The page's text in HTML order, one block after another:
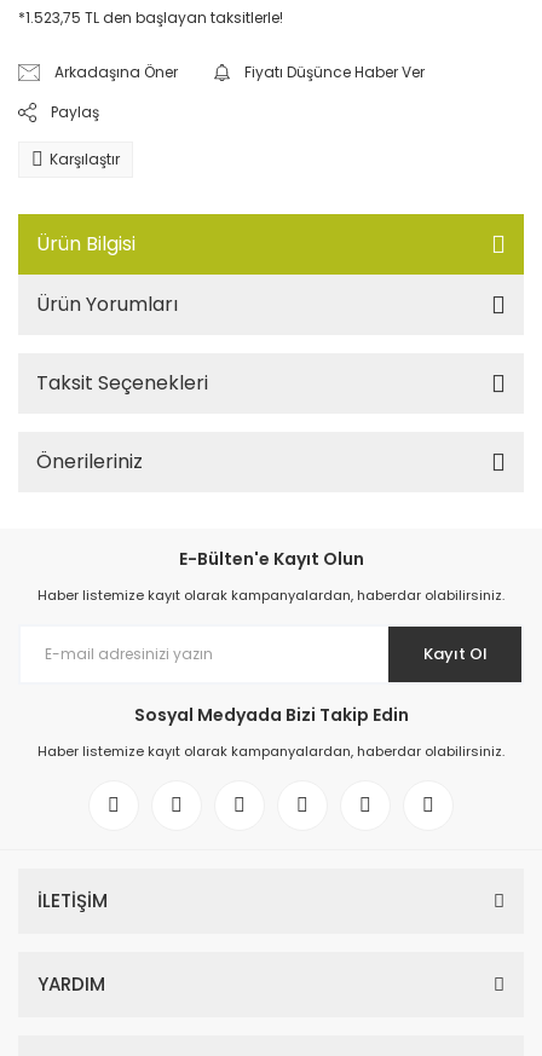
*1.523,75 TL den başlayan taksitlerle!
Arkadaşına Öner
Fiyatı Düşünce Haber Ver
Paylaş
Karşılaştır
Ürün Bilgisi
Ürün Yorumları
Taksit Seçenekleri
Önerileriniz
E-Bülten'e Kayıt Olun
Haber listemize kayıt olarak kampanyalardan, haberdar olabilirsiniz.
Kayıt Ol
Sosyal Medyada Bizi Takip Edin
Haber listemize kayıt olarak kampanyalardan, haberdar olabilirsiniz.
İLETİŞİM
YARDIM